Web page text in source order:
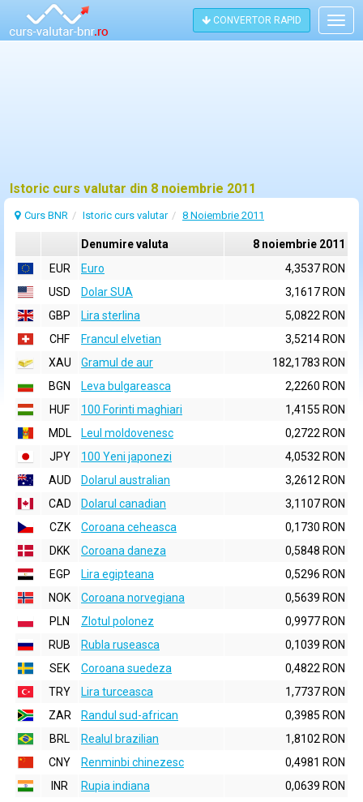
CONVERTOR RAPID
Istoric curs valutar din 8 noiembrie 2011
Curs BNR Istoric curs valutar 8 Noiembrie 2011
Denumire valuta
8 noiembrie 2011
EUR
Euro
4,3537 RON
USD
Dolar SUA
3,1617 RON
GBP
Lira sterlina
5,0822 RON
CHF
Francul elvetian
3,5214 RON
XAU
Gramul de aur
182,1783 RON
BGN
Leva bulgareasca
2,2260 RON
HUF
100 Forinti maghiari
1,4155 RON
MDL
Leul moldovenesc
0,2722 RON
JPY
100 Yeni japonezi
4,0532 RON
AUD
Dolarul australian
3,2612 RON
CAD
Dolarul canadian
3,1107 RON
CZK
Coroana ceheasca
0,1730 RON
DKK
Coroana daneza
0,5848 RON
EGP
Lira egipteana
0,5296 RON
NOK
Coroana norvegiana
0,5639 RON
PLN
Zlotul polonez
0,9977 RON
RUB
Rubla ruseasca
0,1039 RON
SEK
Coroana suedeza
0,4822 RON
TRY
Lira turceasca
1,7737 RON
ZAR
Randul sud-african
0,3985 RON
BRL
Realul brazilian
1,8102 RON
CNY
Renminbi chinezesc
0,4981 RON
INR
Rupia indiana
0,0639 RON